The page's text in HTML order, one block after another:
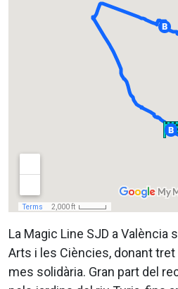
La Magic Line SJD a València
Arts i les Ciències, donant tret
mes solidària. Gran part del